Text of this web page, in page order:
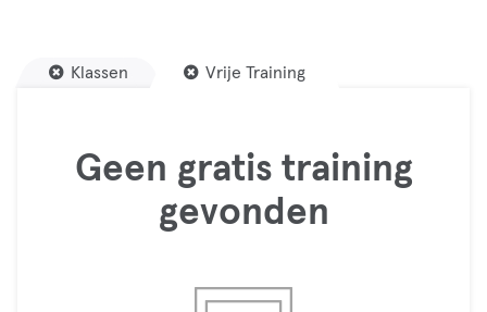
Klassen Vrije Training
Geen gratis training
gevonden